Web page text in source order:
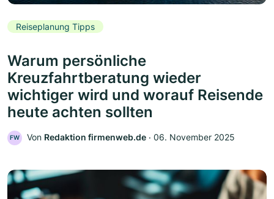
Reiseplanung Tipps
Warum persönliche
Kreuzfahrtberatung wieder
wichtiger wird und worauf Reisende
heute achten sollten
FW Von Redaktion firmenweb.de ‧ 06. November 2025